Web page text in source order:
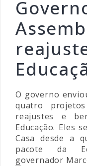
O governo
quatro
reajustes e
Educação. Eles
Casa desde a
pacote da
governador